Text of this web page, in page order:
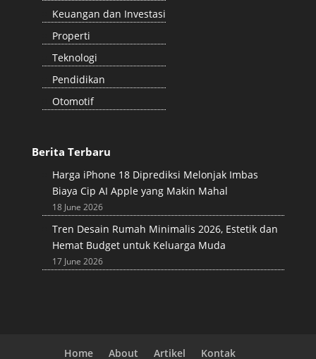
Keuangan dan Investasi
Properti
Teknologi
Pendidikan
Otomotif
Berita Terbaru
Harga iPhone 18 Diprediksi Melonjak Imbas
Biaya Cip AI Apple yang Makin Mahal
18 June 2026
Tren Desain Rumah Minimalis 2026, Estetik dan
Hemat Budget untuk Keluarga Muda
17 June 2026
Home About Artikel Kontak